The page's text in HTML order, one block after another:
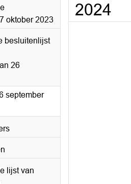
oktober 2023
besluitenlijst
26
september
lijst van
2024